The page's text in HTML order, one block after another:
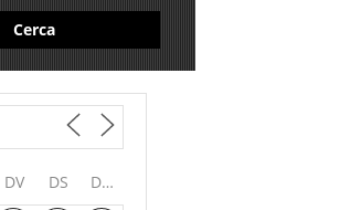
Cerca
DV DS DG